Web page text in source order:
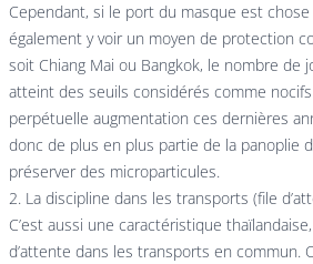
Cependant, si le port du masque est
également y voir un moyen de protection
soit Chiang Mai ou Bangkok, le nombre de
atteint des seuils considérés comme
perpétuelle augmentation ces dernières
donc de plus en plus partie de la panoplie
préserver des microparticules.
2. La discipline dans les transports (file
C’est aussi une caractéristique
d’attente dans les transports en commun.